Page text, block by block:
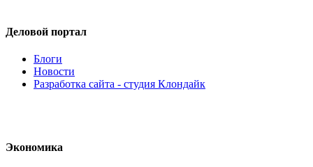
Деловой портал
Блоги
Новости
Разработка сайта - студия Клондайк
Экономика